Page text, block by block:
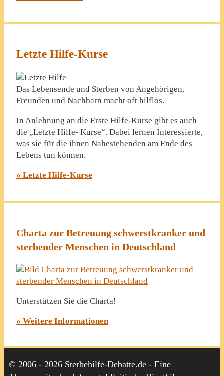
Letzte Hilfe-Kurse
Das Lebensende und Sterben von Angehörigen,
Freunden und Nachbarn macht oft hilflos.
In Anlehnung an die Erste Hilfe-Kurse gibt es auch
die „Letzte Hilfe- Kurse“. Dabei lernen Interessierte,
was sie für die ihnen Nahestehenden am Ende des
Lebens tun können.
» Letzte Hilfe-Kurse
Charta zur Betreuung schwerstkranker und
sterbender Menschen in Deutschland
Unterstützen Sie die Charta!
» Weitere Informationen
© 2006 - 2026 Sterbehilfe-Debatte.de - Eine